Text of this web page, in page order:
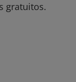
gratuitos.